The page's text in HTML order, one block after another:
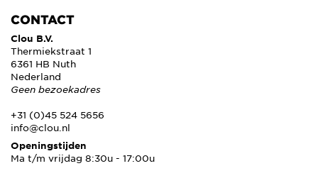
CONTACT
Clou B.V.
Thermiekstraat 1
6361 HB Nuth
Nederland
Geen bezoekadres
+31 (0)45 524 5656
info@clou.nl
Openingstijden
Ma t/m vrijdag 8:30u - 17:00u